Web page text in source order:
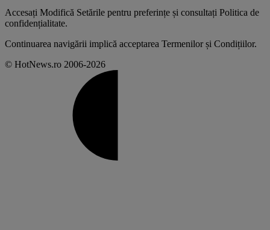
Accesați Modifică Setările pentru preferințe și consultați Politica de
confidențialitate.
Continuarea navigării implică acceptarea Termenilor și Condițiilor.
© HotNews.ro 2006-2026